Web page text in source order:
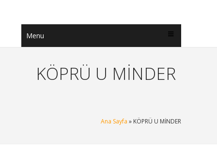
Menu
KÖPRÜ U MİNDER
Ana Sayfa » KÖPRÜ U MİNDER